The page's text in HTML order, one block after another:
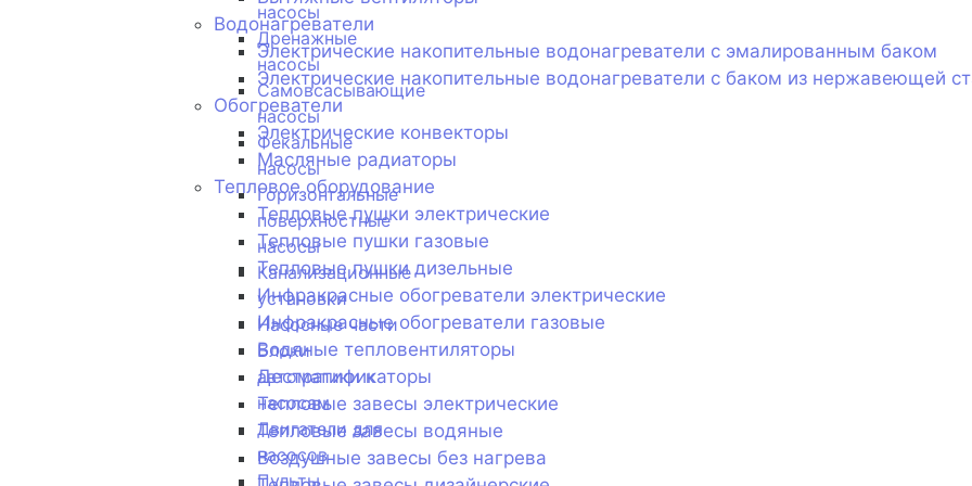
Водонагреватели
Электрические накопительные водонагреватели с эмалированным баком
Электрические накопительные водонагреватели с баком из нержавеющей
Обогреватели
Электрические конвекторы
Масляные радиаторы
Тепловое оборудование
Тепловые пушки электрические
Тепловые пушки газовые
Тепловые пушки дизельные
Инфракрасные обогреватели электрические
Инфракрасные обогреватели газовые
Водяные тепловентиляторы
Дестратификаторы
Тепловые завесы электрические
Тепловые завесы водяные
Воздушные завесы без нагрева
насосы
Дренажные
насосы
Самовсасывающие
насосы
Фекальные
насосы
Горизонтальные
поверхностные
насосы
Канализационные
установки
Насосные части
Блоки
автоматики к
насосам
Двигатели для
насосов
Пульты